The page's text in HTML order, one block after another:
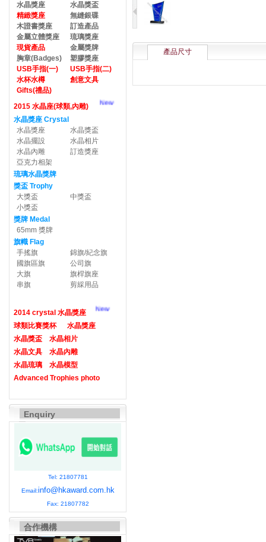
水晶獎座
水晶獎盃
精緻獎座
無縫銀碟
木證書獎座
訂造產品
金屬立體獎座
琉璃獎座
現貨產品
金屬獎牌
胸章(Badges)
塑膠獎座
USB手指(一)
USB手指(二)
水杯水樽
創意文具
Gifts(禮品)
2015 水晶座(球類,內雕)
New
水晶獎座 Crystal
水晶獎座
水晶獎盃
水晶擺設
水晶相片
水晶內雕
訂造獎座
亞克力相架
琉璃水晶獎牌
獎盃 Trophy
大獎盃
中獎盃
小獎盃
獎牌 Medal
65mm 獎牌
旗幟 Flag
手搖旗
錦旗/紀念旗
國旗區旗
公司旗
大旗
旗桿旗座
串旗
剪綵用品
2014 crystal 水晶獎座 New
球類比賽獎杯
水晶獎座
水晶獎盃
水晶相片
水晶文具
水晶內雕
水晶琉璃
水晶模型
Advanced Trophies photo
Enquiry
Tel: 21807781
Email:info@hkaward.com.hk
Fax: 21807782
合作機構
產品尺寸